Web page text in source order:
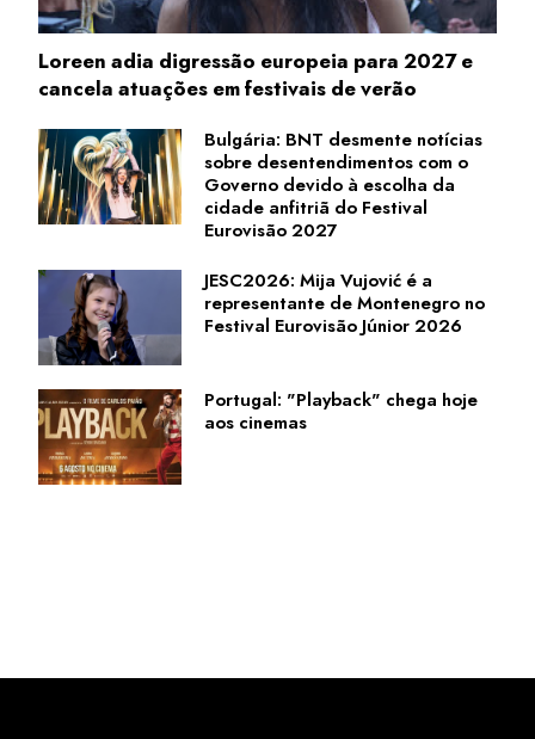
Loreen adia digressão europeia para 2027 e
cancela atuações em festivais de verão
Bulgária: BNT desmente notícias
sobre desentendimentos com o
Governo devido à escolha da
cidade anfitriã do Festival
Eurovisão 2027
JESC2026: Mija Vujović é a
representante de Montenegro no
Festival Eurovisão Júnior 2026
Portugal: "Playback" chega hoje
aos cinemas